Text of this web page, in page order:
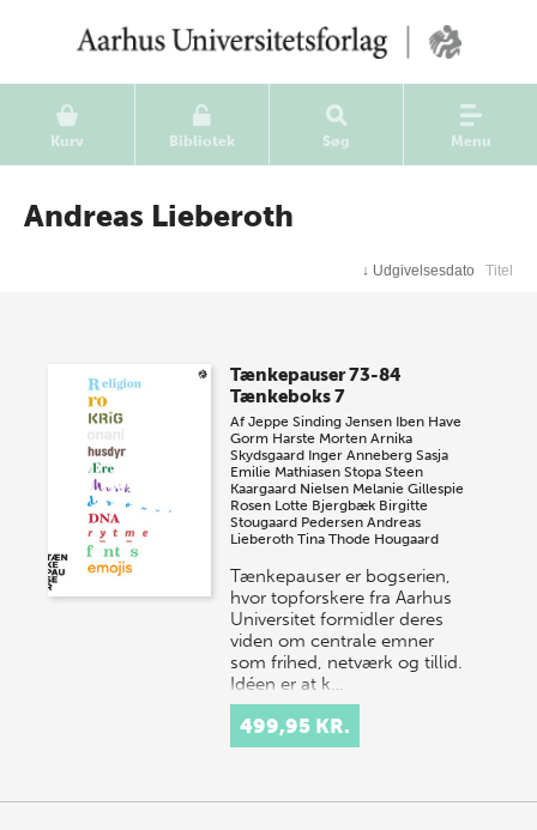
Kurv Bibliotek Søg Menu
Andreas Lieberoth
↓ Udgivelsesdato Titel
Tænkepauser 73-84
Tænkeboks 7
AfJeppe Sinding Jensen Iben Have
Gorm Harste Morten Arnika
Skydsgaard Inger Anneberg Sasja
Emilie Mathiasen Stopa Steen
Kaargaard Nielsen Melanie Gillespie
Rosen Lotte Bjergbæk Birgitte
Stougaard Pedersen Andreas
Lieberoth Tina Thode Hougaard
Tænkepauser er bogserien,
hvor topforskere fra Aarhus
Universitet formidler deres
viden om centrale emner
som frihed, netværk og tillid.
Idéen er at k…
499,95 KR.